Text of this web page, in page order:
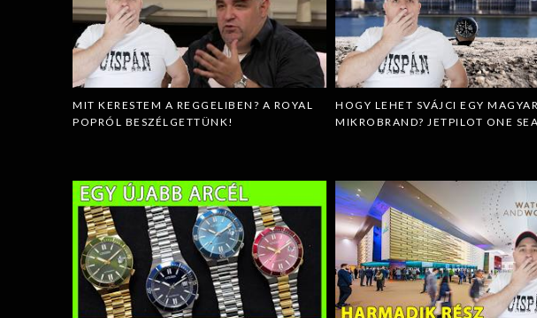
MIT KERESTEM A REGGELIBEN? A ROYAL
POPRÓL BESZÉLGETTÜNK!
HOGY LEHET SVÁJCI EGY MAGYAR
MIKROBRAND? JETPILOT ONE